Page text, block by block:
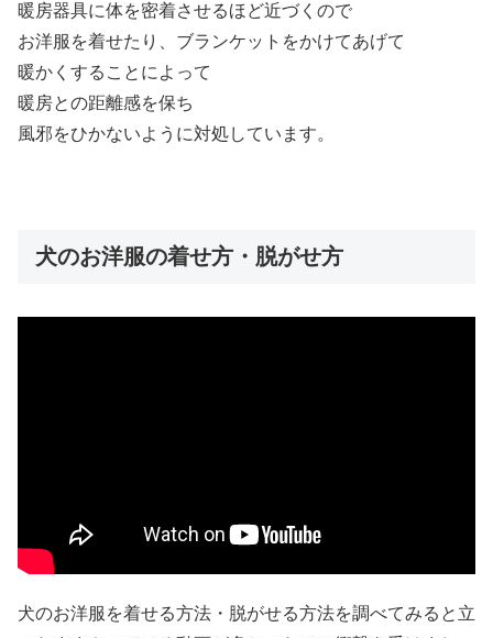
暖房器具に体を密着させるほど近づくので
お洋服を着せたり、ブランケットをかけてあげて
暖かくすることによって
暖房との距離感を保ち
風邪をひかないように対処しています。
犬のお洋服の着せ方・脱がせ方
犬のお洋服を着せる方法・脱がせる方法を調べてみると立